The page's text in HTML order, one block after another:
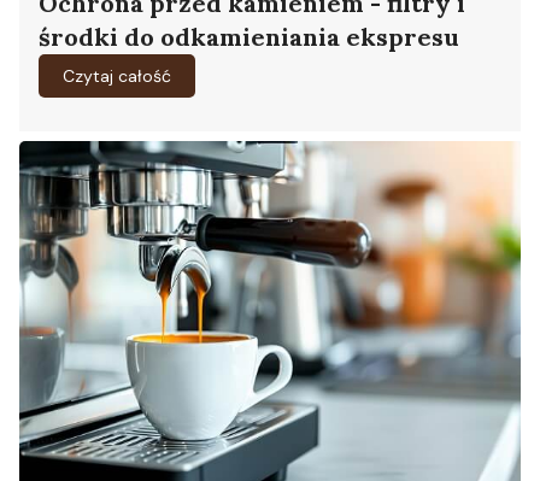
środki do odkamieniania ekspresu
Czytaj całość